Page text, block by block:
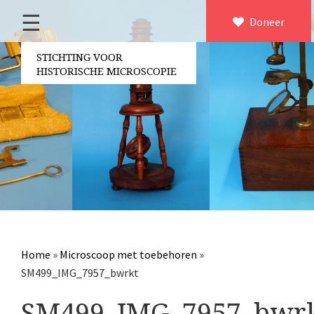
×
Home
Over ons
Contact
Bestuur
Vrijwilligers
Partners
Jaarverslagen
Microscopen
Overige optische instrumenten
Elektrische meetapparatuur
Doneer
☰
STICHTING VOOR
HISTORISCHE MICROSCOPIE
Home » Microscoop met toebehoren »
SM499_IMG_7957_bwrkt